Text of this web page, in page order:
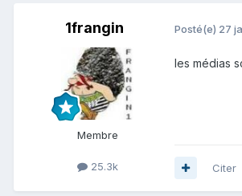
1frangin
Membre
25.3k
Posté(e) 27
les médias
Citer